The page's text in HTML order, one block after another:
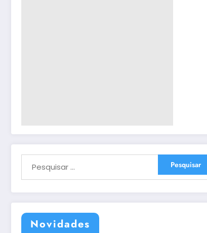
Novidades